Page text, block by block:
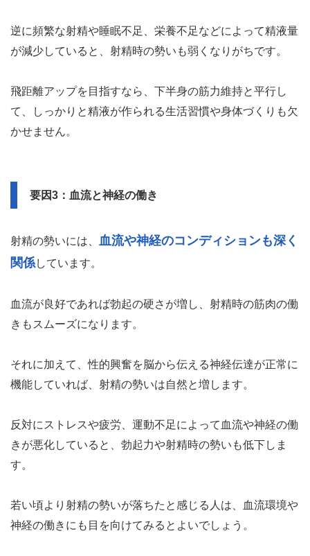
逆に頻繁な射精や睡眠不足、栄養不足などによって精液量
が減少していると、射精時の勢いも弱くなりがちです。
飛距離アップを目指すなら、下半身の筋力維持と平行し
て、しっかりと精液が作られる生活習慣や身体づくりも欠
かせません。
要因3：血流と神経の働き
射精の勢いには、
血流や神経のコンディションも深く
関係しています。
血流が良好であれば勃起の硬さが増し、射精時の筋肉の働
きもスムーズになります。
それに加えて、性的興奮を脳から伝える神経伝達が正常に
機能していれば、射精の勢いは自然と増します。
反対にストレスや疲労、運動不足によって血流や神経の働
きが悪化していると、勃起力や射精時の勢いも低下しま
す。
若い頃より射精の勢いが落ちたと感じる人は、血流環境や
神経の働きにも目を向けてみるとよいでしょう。